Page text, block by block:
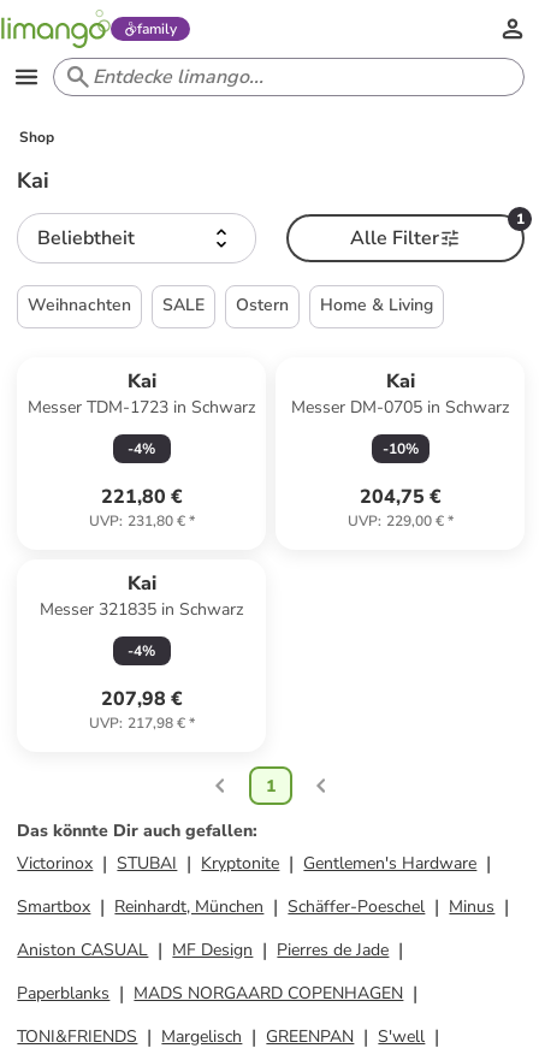
family
Shop
Kai
Beliebtheit
1
Alle Filter
Weihnachten SALE Ostern Home & Living
Kai
Messer TDM-1723 in Schwarz
-4%
221,80 €
UVP: 231,80 €*
Kai
Messer DM-0705 in Schwarz
-10%
204,75 €
UVP: 229,00 €*
Kai
Messer 321835 in Schwarz
-4%
207,98 €
UVP: 217,98 €*
1
Das könnte Dir auch gefallen:
Victorinox
STUBAI Kryptonite
Gentlemen's Hardware
Smartbox
Reinhardt, München Schäffer-Poeschel
Minus
Aniston CASUAL
MF Design
Pierres de Jade
Paperblanks
MADS NORGAARD COPENHAGEN
TONI&FRIENDS
Margelisch GREENPAN
S'well